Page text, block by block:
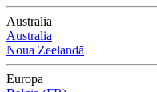
Australia
Australia
Noua Zeelandă
Europa